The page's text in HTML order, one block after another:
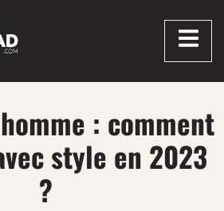
: comment
style en 2023
?